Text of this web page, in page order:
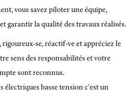
vous savez piloter une équipe,
garantir la qualité des travaux réalisés.
rigoureux-se, réactif-ve et appréciez le
sens des responsabilités et votre
sont reconnus.
électriques basse tension c'est un